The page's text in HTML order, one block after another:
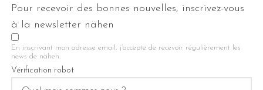
Pour recevoir des bonnes nouvelles, inscrivez-vous
à la newsletter nähen
En inscrivant mon adresse email, j’accepte de recevoir régulièrement les
news de nähen.
Vérification robot